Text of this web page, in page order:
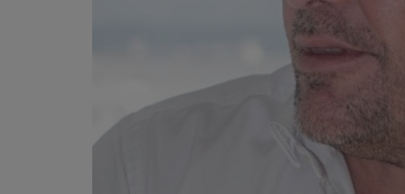
PETITS RÉCITS DE JAZZ